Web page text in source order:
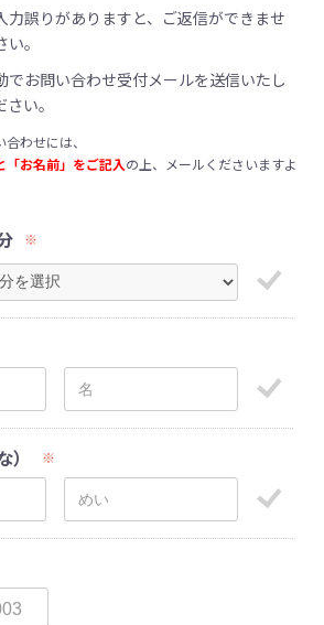
力誤りがありますと、ご返信ができませ
。
でお問い合わせ受付メールを送信いたし
い。
わせには、
「お名前」をご記入の上、メールくださいますよ
※
※